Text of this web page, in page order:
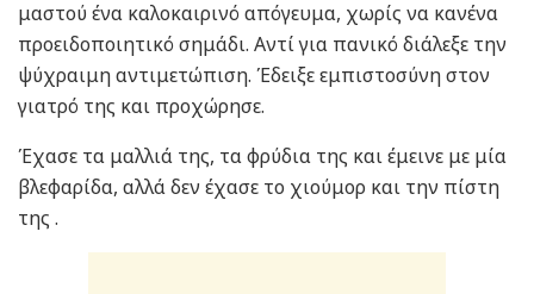
μαστού ένα καλοκαιρινό απόγευμα, χωρίς να κανένα
προειδοποιητικό σημάδι. Αντί για πανικό διάλεξε την
ψύχραιμη αντιμετώπιση. Έδειξε εμπιστοσύνη στον
γιατρό της και προχώρησε.
Έχασε τα μαλλιά της, τα φρύδια της και έμεινε με μία
βλεφαρίδα, αλλά δεν έχασε το χιούμορ και την πίστη
της .